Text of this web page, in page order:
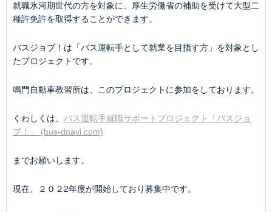
就職氷河期世代の方を対象に、厚生労働省の補助を受けて大型二
種許免許を取得することができます。
バスジョブ！は「バス運転手として就業を目指す方」を対象とし
たプロジェクトです。
鳴門自動車教習所は、このプロジェクトに参加をしております。
くわしくは、 バス運転手就職サポートプロジェクト「バスジョ
ブ！」 (bus-dnavi.com)
までお願いします。
現在、２０２2年度が開始しており募集中です。